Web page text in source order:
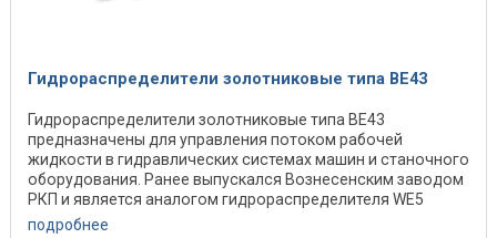
Гидрораспределители золотниковые типа ВЕ43
Гидрораспределители золотниковые типа ВЕ43
предназначены для управления потоком рабочей
жидкости в гидравлических системах машин и станочного
оборудования. Ранее выпускался Вознесенским заводом
РКП и является аналогом гидрораспределителя WE5
Bosch ...
подробнее